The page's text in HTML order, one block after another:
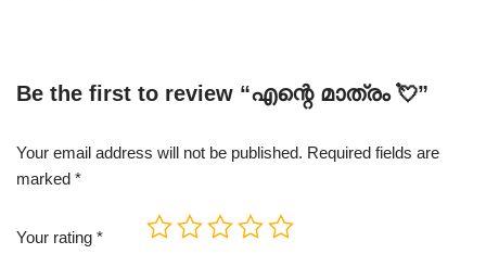
Be the first to review “എന്റെ മാത്രം 💘”
Your email address will not be published. Required fields are
marked *
Your rating *